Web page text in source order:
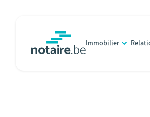
principal
Immobilier